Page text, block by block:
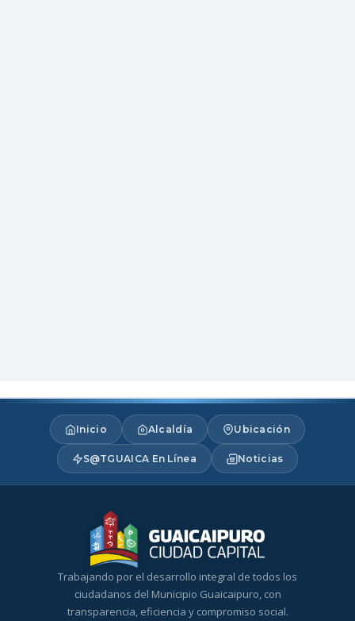
Inicio Alcaldía Ubicación
S@TGUAICA En Línea Noticias
Trabajando por el desarrollo integral de todos los
ciudadanos del Municipio Guaicaipuro, con
transparencia, eficiencia y compromiso social.